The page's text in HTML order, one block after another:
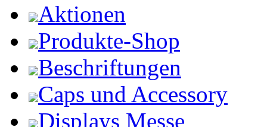
Aktionen
Produkte-Shop
Beschriftungen
Caps und Accessory
Displays Messe